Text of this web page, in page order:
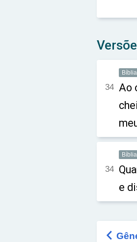
34 Ao
34
e
